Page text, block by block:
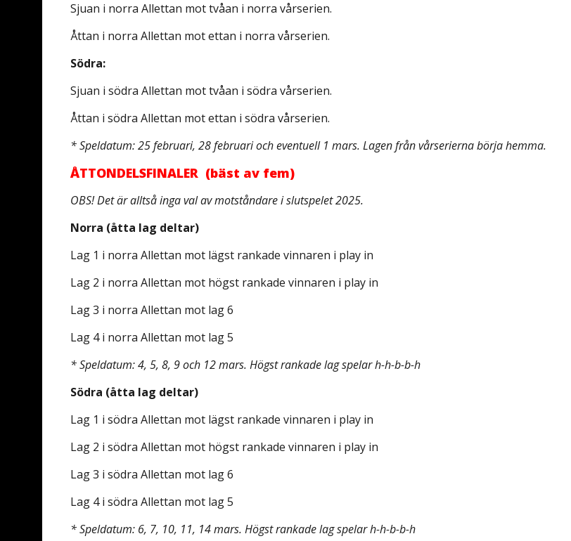
Sjuan i norra Allettan mot tvåan i norra vårserien.
Åttan i norra Allettan mot ettan i norra vårserien.
Södra:
Sjuan i södra Allettan mot tvåan i södra vårserien.
Åttan i södra Allettan mot ettan i södra vårserien.
* Speldatum: 25 februari, 28 februari och eventuell 1 mars. Lagen från vårserierna börja hemma.
ÅTTONDELSFINALER (bäst av fem)
OBS! Det är alltså inga val av motståndare i slutspelet 2025.
Norra (åtta lag deltar)
Lag 1 i norra Allettan mot lägst rankade vinnaren i play in
Lag 2 i norra Allettan mot högst rankade vinnaren i play in
Lag 3 i norra Allettan mot lag 6
Lag 4 i norra Allettan mot lag 5
* Speldatum: 4, 5, 8, 9 och 12 mars.Högst rankade lag spelar h-h-b-b-h
Södra (åtta lag deltar)
Lag 1 i södra Allettan mot lägst rankade vinnaren i play in
Lag 2 i södra Allettan mot högst rankade vinnaren i play in
Lag 3 i södra Allettan mot lag 6
Lag 4 i södra Allettan mot lag 5
* Speldatum: 6, 7, 10, 11, 14 mars. Högst rankade lag spelar h-h-b-b-h